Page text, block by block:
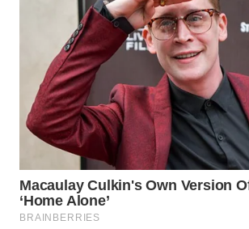
WN
SEMARANG
WN
SOLO
BOROBUDUR
WN